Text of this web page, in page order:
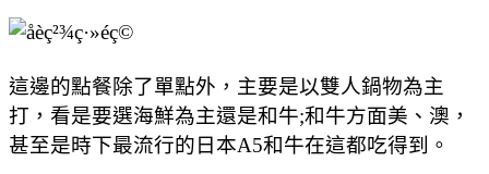
這邊的點餐除了單點外，主要是以雙人鍋物為主
打，看是要選海鮮為主還是和牛;和牛方面美、澳，
甚至是時下最流行的日本A5和牛在這都吃得到。